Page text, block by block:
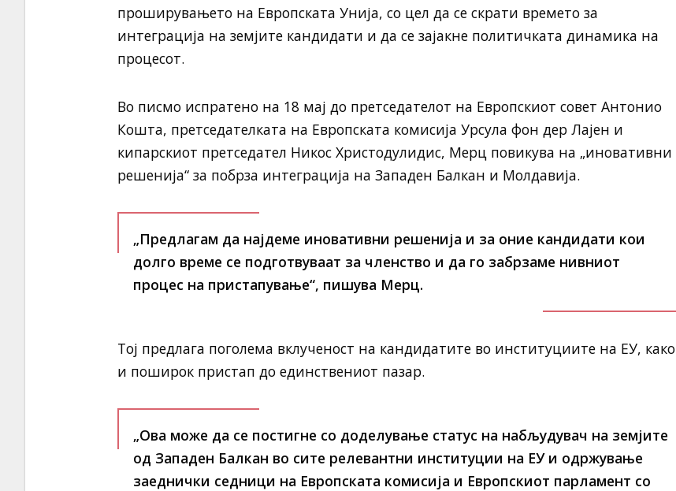
проширувањето на Европската Унија, со цел да се скрати времето за
интеграција на земјите кандидати и да се зајакне политичката динамика на
процесот.
Во писмо испратено на 18 мај до претседателот на Европскиот совет Антонио
Кошта, претседателката на Европската комисија Урсула фон дер Лајен и
кипарскиот претседател Никос Христодулидис, Мерц повикува на „иновативни
решенија“ за побрза интеграција на Западен Балкан и Молдавија.
„Предлагам да најдеме иновативни решенија и за оние кандидати кои
долго време се подготвуваат за членство и да го забрзаме нивниот
процес на пристапување“, пишува Мерц.
Тој предлага поголема вклученост на кандидатите во институциите на ЕУ, како
и поширок пристап до единствениот пазар.
„Ова може да се постигне со доделување статус на набљудувач на земјите
од Западен Балкан во сите релевантни институции на ЕУ и одржување
заеднички седници на Европската комисија и Европскиот парламент со